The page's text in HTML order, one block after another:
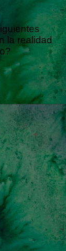
la realidad